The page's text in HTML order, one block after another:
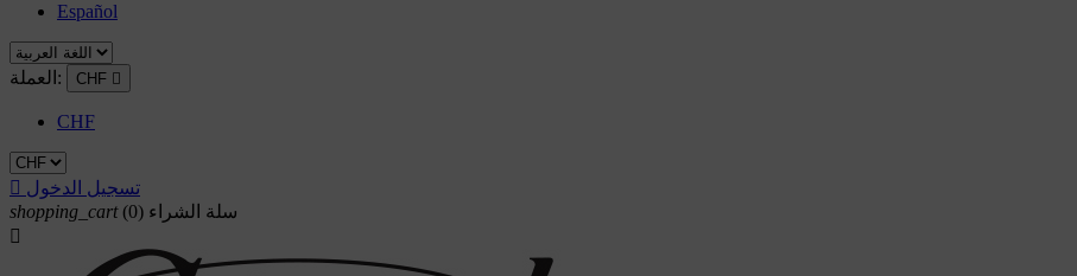
Español
العملة: CHF 
CHF
 تسجيل الدخول
shopping_cart
سلة الشراء (0)
